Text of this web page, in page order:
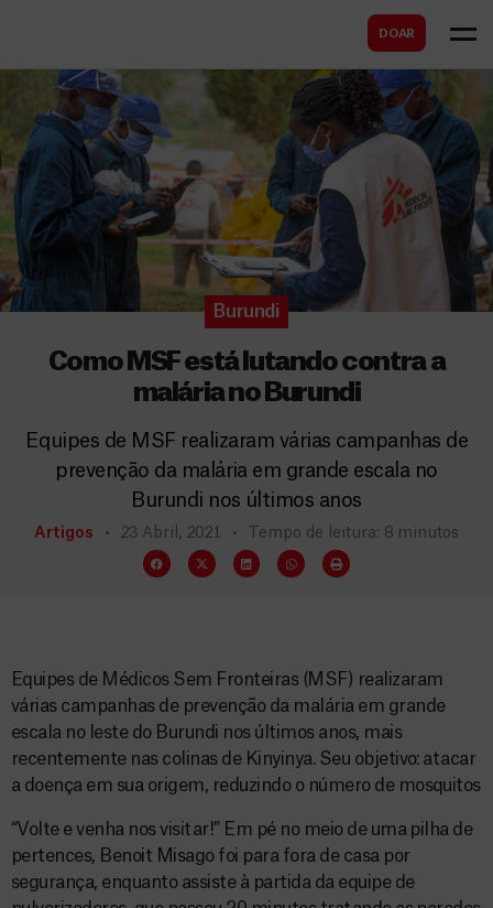
DOAR
Burundi
Como MSF está lutando contra a
malária no Burundi
Equipes de MSF realizaram várias campanhas de
prevenção da malária em grande escala no
Burundi nos últimos anos
Artigos 23 Abril, 2021 Tempo de leitura: 8 minutos
Equipes de Médicos Sem Fronteiras (MSF) realizaram
várias campanhas de prevenção da malária em grande
escala no leste do Burundi nos últimos anos, mais
recentemente nas colinas de Kinyinya. Seu objetivo: atacar
a doença em sua origem, reduzindo o número de mosquitos
“Volte e venha nos visitar!” Em pé no meio de uma pilha de
pertences, Benoit Misago foi para fora de casa por
segurança, enquanto assiste à partida da equipe de
r